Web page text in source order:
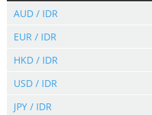
AUD / IDR
EUR / IDR
HKD / IDR
USD / IDR
JPY / IDR